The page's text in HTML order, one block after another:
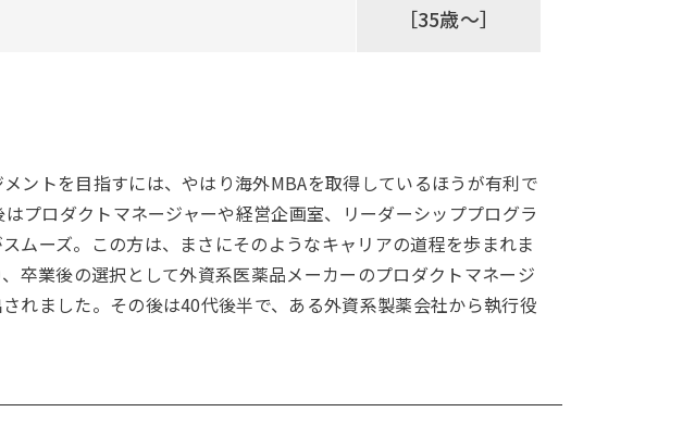
［35歳～］
ントを目指すには、やはり海外MBAを取得しているほうが有利で
プロダクトマネージャーや経営企画室、リーダーシッププログラ
ムーズ。この方は、まさにそのようなキャリアの道程を歩まれま
卒業後の選択として外資系医薬品メーカーのプロダクトマネージ
れました。その後は40代後半で、ある外資系製薬会社から執行役